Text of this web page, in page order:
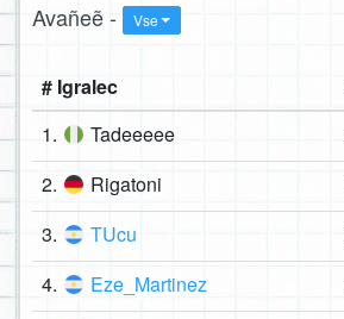
Avañeẽ - Vse
# Igralec
1.
Tadeeeee
2. Rigatoni
3. TUcu
4. Eze_Martinez